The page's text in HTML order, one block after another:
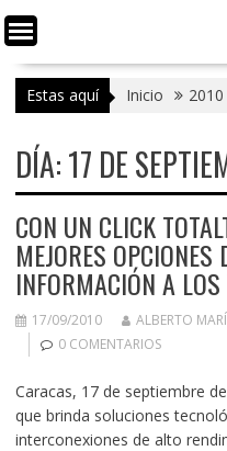
Estas aquí Inicio 2010
DÍA:17 DE
CON UN CLICK
MEJORES OPCIONES
INFORMACIÓN A
17/09/2010 ALBERTO
0 COMENTARIOS
Caracas, 17 de septiembre
que brinda soluciones
interconexiones de alto